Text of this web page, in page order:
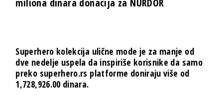
miliona dinara donacija za NURDOR
Superhero kolekcija ulične mode je za manje od
dve nedelje uspela da inspiriše korisnike da samo
preko superhero.rs platforme doniraju više od
1,728,926.00 dinara.